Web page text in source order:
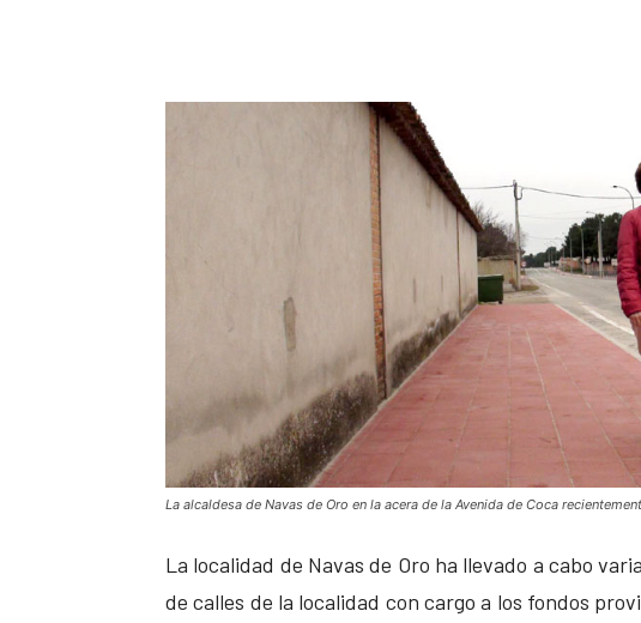
La alcaldesa de Navas de Oro en la acera de la Avenida de Coca
La localidad de Navas de Oro ha llevado a cabo
de calles de la localidad con cargo a los fondos